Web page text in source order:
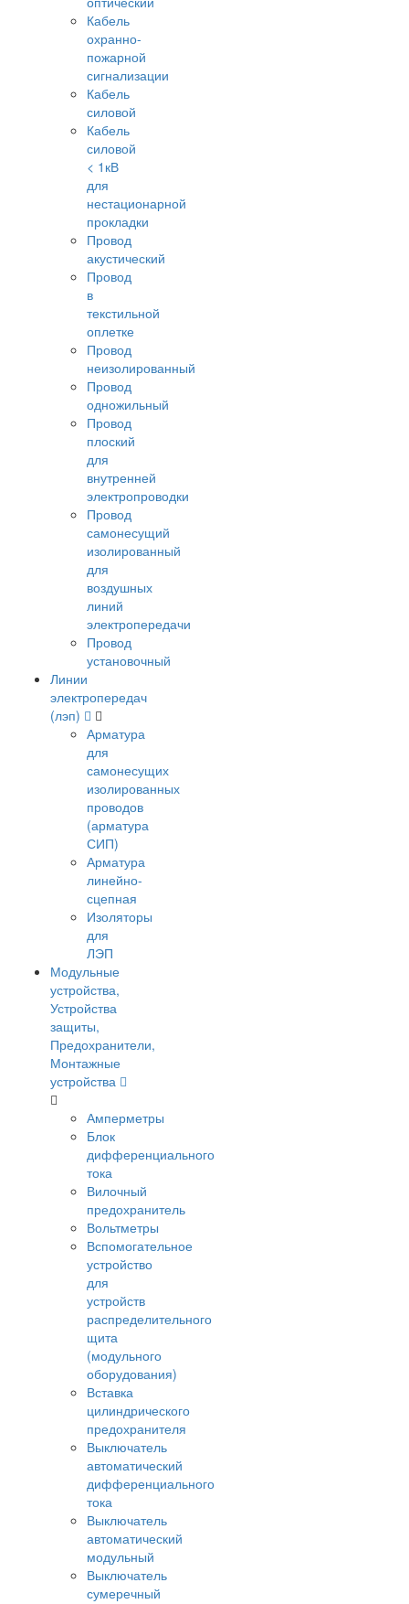
Кабель
охранно-
пожарной
сигнализации
Кабель
силовой
Кабель
силовой
< 1кВ
для
нестационарной
прокладки
Провод
акустический
Провод
в
текстильной
оплетке
Провод
неизолированный
Провод
одножильный
Провод
плоский
для
внутренней
электропроводки
Провод
самонесущий
изолированный
для
воздушных
линий
электропередачи
Провод
установочный
Линии
электропередач
(лэп)
Арматура
для
самонесущих
изолированных
проводов
(арматура
СИП)
Арматура
линейно-
сцепная
Изоляторы
для
ЛЭП
Модульные
устройства,
Устройства
защиты,
Предохранители,
Монтажные
устройства
Амперметры
Блок
дифференциального
тока
Вилочный
предохранитель
Вольтметры
Вспомогательное
устройство
для
устройств
распределительного
щита
(модульного
оборудования)
Вставка
цилиндрического
предохранителя
Выключатель
автоматический
дифференциального
тока
Выключатель
автоматический
модульный
Выключатель
сумеречный